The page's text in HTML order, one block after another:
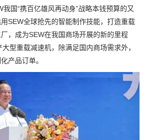
国“携百亿雄风再动身”战略本钱预算的又
SEW全球抢先的智能制作技能，打造重载
，成为SEW在我国商场开展的新的里程
型重载减速机，除满足国内商场需求外，
产品订单。